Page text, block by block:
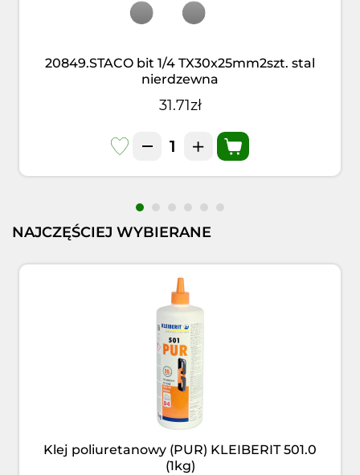
20849.STACO bit 1/4 TX30x25mm2szt. stal
nierdzewna
31.71zł
NAJCZĘŚCIEJ WYBIERANE
Klej poliuretanowy (PUR) KLEIBERIT 501.0
(1kg)